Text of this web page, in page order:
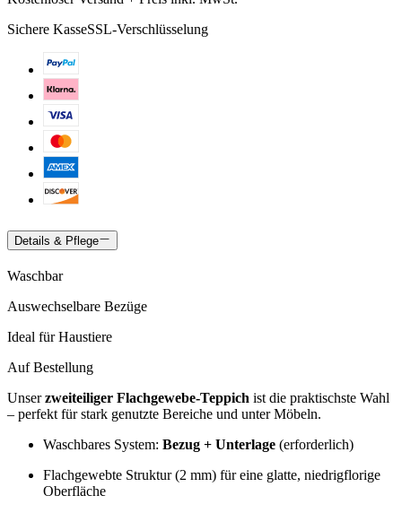
Sichere KasseSSL-Verschlüsselung
Details & Pflege
Waschbar
Auswechselbare Bezüge
Ideal für Haustiere
Auf Bestellung
Unserzweiteiliger Flachgewebe-Teppich ist die praktischste Wahl
– perfekt für stark genutzte Bereiche und unter Möbeln.
Waschbares System: Bezug + Unterlage (erforderlich)
Flachgewebte Struktur (2 mm) für eine glatte, niedrigflorige
Oberfläche